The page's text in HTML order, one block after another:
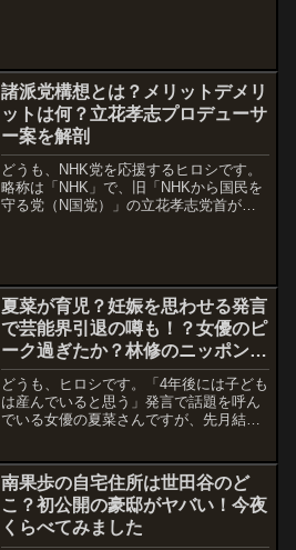
含...
諸派党構想とは？メリットデメリ
ットは何？立花孝志プロデューサ
ー案を解剖
どうも、NHK党を応援するヒロシです。
略称は「NHK」で、旧「NHKから国民を
守る党（N国党）」の立花孝志党首が提
ご自...
夏菜が育児？妊娠を思わせる発言
で芸能界引退の噂も！？女優のピ
ーク過ぎたか？林修のニッポンド
リル
どうも、ヒロシです。「4年後には子ども
は産んでいると思う」発言で話題を呼ん
でいる女優の夏菜さんですが、先月結婚
ねｗそんな、夏菜さんは4年後という具体
的な数字に出てきた答えが「出産・育
児」...
南果歩の自宅住所は世田谷のど
こ？初公開の豪邸がヤバい！今夜
くらべてみました